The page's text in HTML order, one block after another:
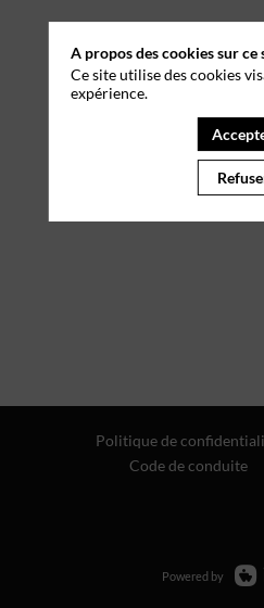
Politique de
Code de conduite
Powered by
A propos des cookies sur ce
Ce site utilise des cookies
expérience.